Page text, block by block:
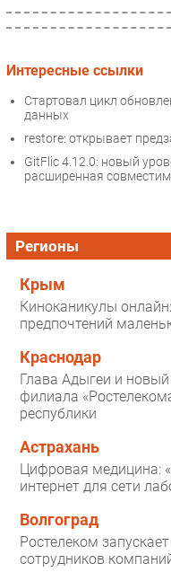
Интересные ссылки
Стартовал цикл
данных
restore: открывает
GitFlic 4.12.0: новый
расширенная
Регионы
Крым
Киноканикулы
предпочтений
Краснодар
Глава Адыгеи и
филиала
республики
Астрахань
Цифровая медицина:
интернет для сети
Волгоград
Ростелеком
сотрудников